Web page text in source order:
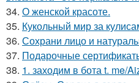
34. О женской красоте.
35. Кукольный мир за
36. Сохрани лицо и
37. Подарочные
38. 1. заходим в бота t. me/